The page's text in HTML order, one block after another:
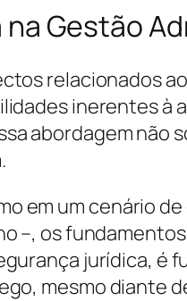
Gestão
relacionados
inerentes
abordagem não
em um cenário
–, os
jurídica, é
mesmo diante